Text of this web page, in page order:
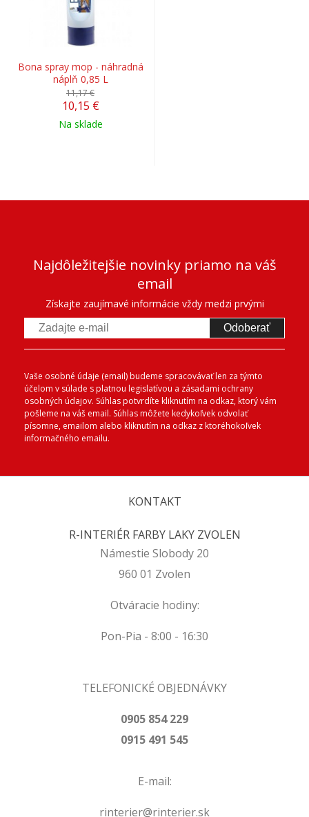
Bona spray mop - náhradná
náplň 0,85 L
11,17 €
10,15 €
Na sklade
Najdôležitejšie novinky priamo na váš
email
Získajte zaujímavé informácie vždy medzi prvými
Odoberať
Vaše osobné údaje (email) budeme spracovávať len za týmto
účelom v súlade s platnou legislatívou a zásadami ochrany
osobných údajov. Súhlas potvrdíte kliknutím na odkaz, ktorý vám
pošleme na váš email. Súhlas môžete kedykoľvek odvolať
písomne, emailom alebo kliknutím na odkaz z ktoréhokoľvek
informačného emailu.
KONTAKT
R-INTERIÉR FARBY LAKY ZVOLEN
Námestie Slobody 20
960 01 Zvolen
Otváracie hodiny:
Pon-Pia - 8:00 - 16:30
TELEFONICKÉ OBJEDNÁVKY
0905 854 229
0915 491 545
E-mail:
rinterier@rinterier.sk